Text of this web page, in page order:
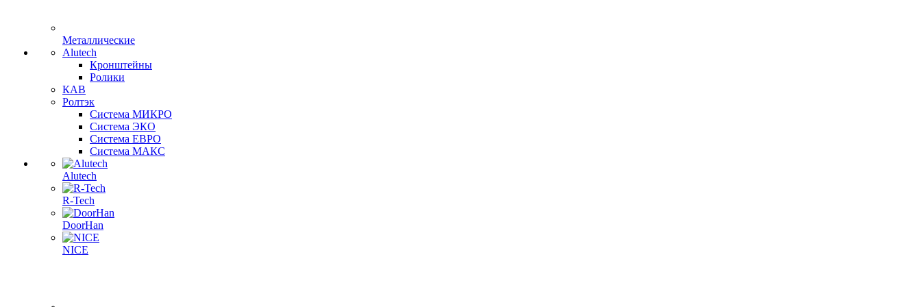
Металлические
Alutech
Кронштейны
Ролики
КАВ
Ролтэк
Система МИКРО
Система ЭКО
Система ЕВРО
Система МАКС
Alutech
R-Tech
DoorHan
NICE